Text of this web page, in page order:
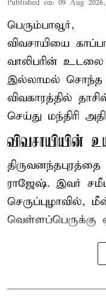
Published on: 09 Aug
பெரும்பாவூர்,
விவசாயியை
வாலிபரின் உடலை
இல்லாமல் சொந்த
விவகாரத்தில்
செய்து மந்திரி
விவசாயியின்
ராஜேஷ். இவர்
செருப்புழாவில்,
வெள்ளப்பெருக்கு